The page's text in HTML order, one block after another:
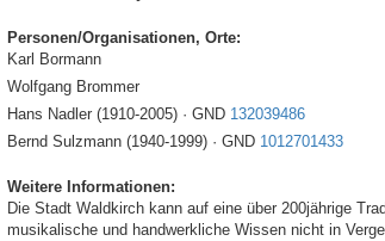
Personen/Organisationen, Orte:
Karl Bormann
Wolfgang Brommer
Hans Nadler (1910-2005) · GND 132039486
Bernd Sulzmann (1940-1999) · GND 1012701433
Weitere Informationen:
Die Stadt Waldkirch kann auf eine über 200jährige
musikalische und handwerkliche Wissen nicht in